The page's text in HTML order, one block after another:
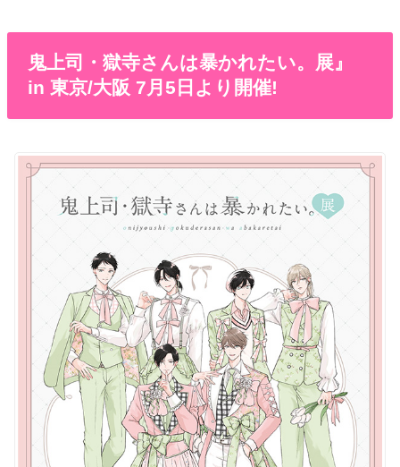
鬼上司・獄寺さんは暴かれたい。展』
in 東京/大阪 7月5日より開催!